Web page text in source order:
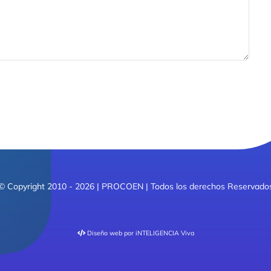
Copyright 2010 - 2026 | PROCOEN | Todos los derechos
Diseño webpor iNTELIGENCIA Viva